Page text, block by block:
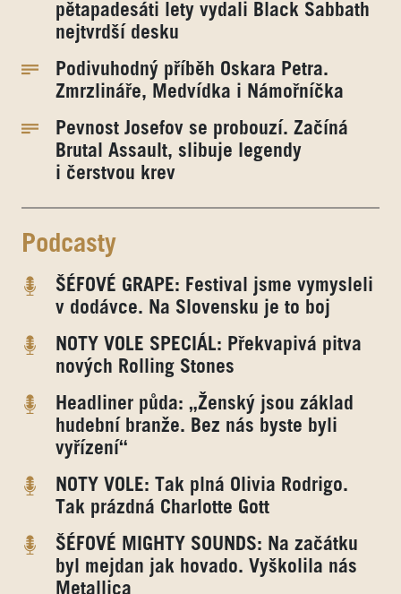
pětapadesáti lety vydali Black Sabbath
nejtvrdší desku
Podivuhodný příběh Oskara Petra.
Zmrzlináře, Medvídka i Námořníčka
Pevnost Josefov se probouzí. Začíná
Brutal Assault, slibuje legendy
i čerstvou krev
Podcasty
ŠÉFOVÉ GRAPE: Festival jsme vymysleli
v dodávce. Na Slovensku je to boj
NOTY VOLE SPECIÁL: Překvapivá pitva
nových Rolling Stones
Headliner půda: „Ženský jsou základ
hudební branže. Bez nás byste byli
vyřízení“
NOTY VOLE: Tak plná Olivia Rodrigo.
Tak prázdná Charlotte Gott
ŠÉFOVÉ MIGHTY SOUNDS: Na začátku
byl mejdan jak hovado. Vyškolila nás
Metallica